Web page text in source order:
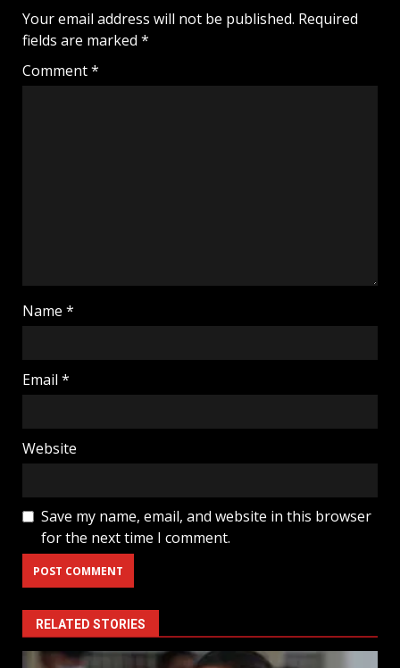
Your email address will not be published. Required
fields are marked *
Comment*
Name *
Email *
Website
Save my name, email, and website in this browser
for the next time I comment.
RELATED STORIES